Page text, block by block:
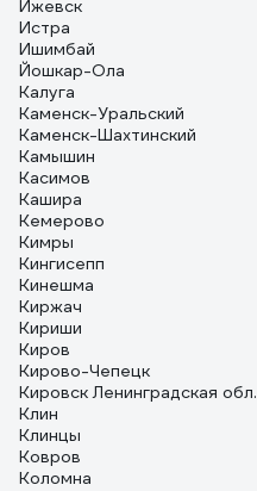
Ижевск
Истра
Ишимбай
Йошкар-Ола
Калуга
Каменск-Уральский
Каменск-Шахтинский
Камышин
Касимов
Кашира
Кемерово
Кимры
Кингисепп
Кинешма
Киржач
Кириши
Киров
Кирово-Чепецк
Кировск Ленинградская обл.
Клин
Клинцы
Ковров
Коломна